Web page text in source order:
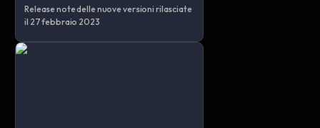
Release note delle nuove versioni rilasciate
il 27 febbraio 2023